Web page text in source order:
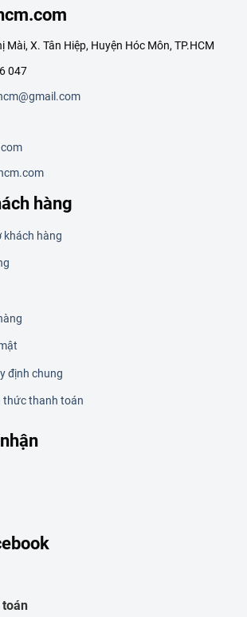
Mài, X. Tân Hiệp, Huyện Hóc Môn, TP.HCM
047
hàng
khách hàng
định chung
thức thanh toán
toán